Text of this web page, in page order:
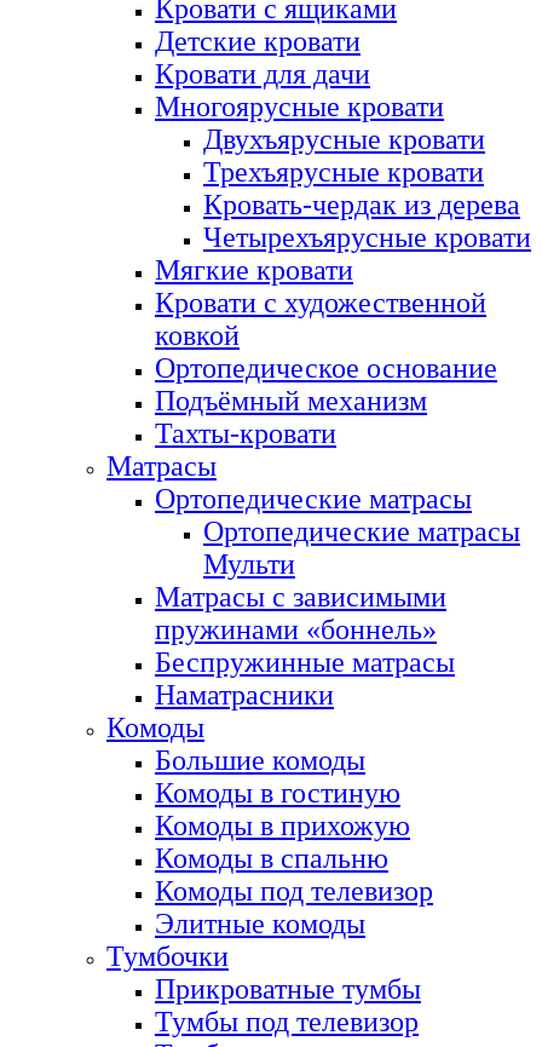
Кровати с ящиками
Детские кровати
Кровати для дачи
Многоярусные кровати
Двухъярусные кровати
Трехъярусные кровати
Кровать-чердак из дерева
Четырехъярусные кровати
Мягкие кровати
Кровати с художественной
ковкой
Ортопедическое основание
Подъёмный механизм
Тахты-кровати
Матрасы
Ортопедические матрасы
Ортопедические матрасы
Мульти
Матрасы с зависимыми
пружинами «боннель»
Беспружинные матрасы
Наматрасники
Комоды
Большие комоды
Комоды в гостиную
Комоды в прихожую
Комоды в спальню
Комоды под телевизор
Элитные комоды
Тумбочки
Прикроватные тумбы
Тумбы под телевизор